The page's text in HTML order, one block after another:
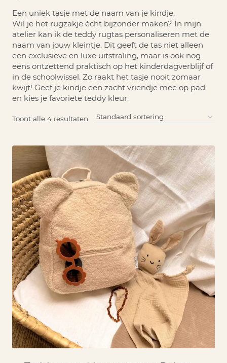
Een uniek tasje met de naam van je kindje.
Wil je het rugzakje écht bijzonder maken? In mijn
atelier kan ik de teddy rugtas personaliseren met de
naam van jouw kleintje. Dit geeft de tas niet alleen
een exclusieve en luxe uitstraling, maar is ook nog
eens ontzettend praktisch op het kinderdagverblijf of
in de schoolwissel. Zo raakt het tasje nooit zomaar
kwijt! Geef je kindje een zacht vriendje mee op pad
en kies je favoriete teddy kleur.
Toont alle 4 resultaten